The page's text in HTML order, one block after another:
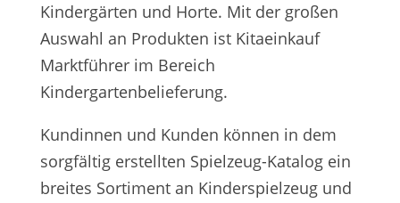
Kindergärten und Horte. Mit der großen
Auswahl an Produkten ist Kitaeinkauf
Marktführer im Bereich
Kindergartenbelieferung.
Kundinnen und Kunden können in dem
sorgfältig erstellten Spielzeug-Katalog ein
breites Sortiment an Kinderspielzeug und